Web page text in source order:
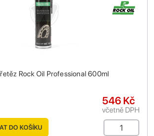
Rock Oil Professional 600ml
546 Kč
včetně DPH
DO KOŠÍKU